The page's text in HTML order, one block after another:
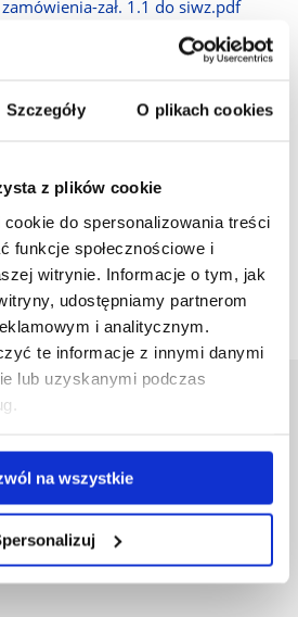
Szczegóły O plikach cookies
z plików cookie
do spersonalizowania treści
funkcje społecznościowe i
witrynie. Informacje o tym, jak
udostępniamy partnerom
i analitycznym.
te informacje z innymi danymi
lub uzyskanymi podczas
na wszystkie
zał. 1.1 do siwz.pdf
nr 1 do siwz.pdf
Rzeszowski